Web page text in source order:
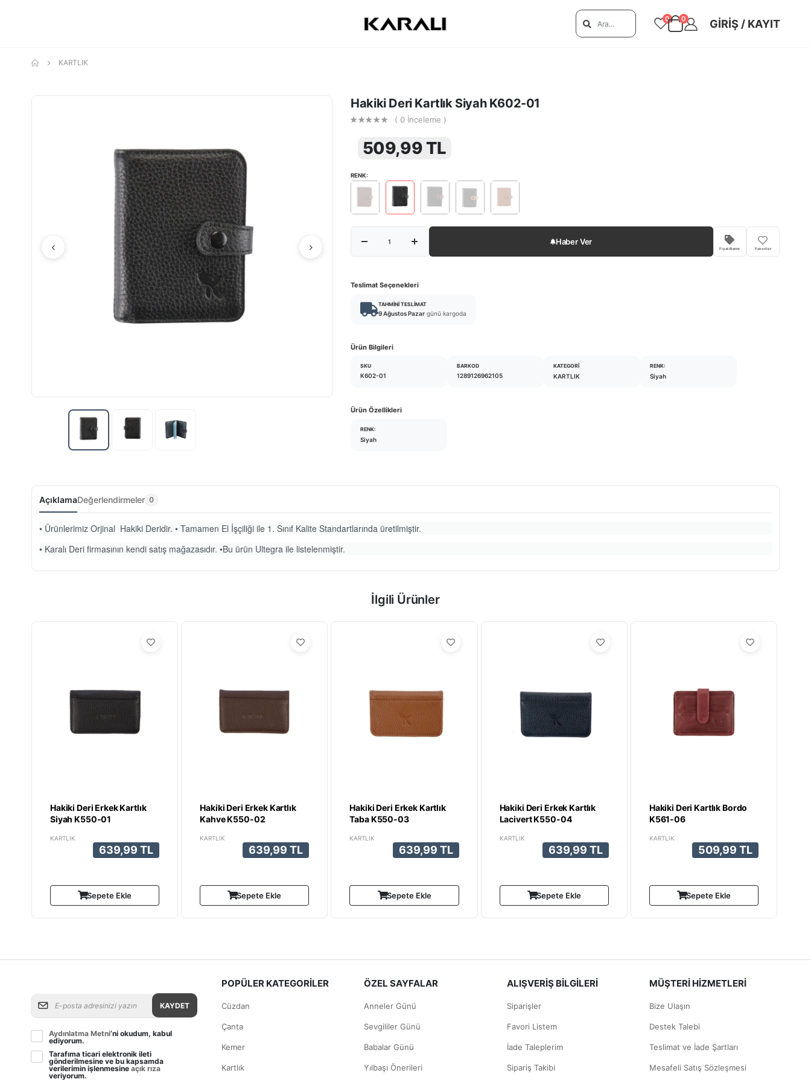
0 0 GIRIŞ / KAYIT
KARTLIK
Hakiki Deri Kartlık Siyah K602-01
( 0 İnceleme )
509,99 TL
RENK:
Haber Ver
Fiyat Alarmı Favoriler
Teslimat Seçenekleri
TAHMINI TESLIMAT
9 Ağustos Pazar günü kargoda
Ürün Bilgileri
SKU
K602-01
BARKOD
1289126962105
KATEGORI
KARTLIK
RENK:
Siyah
Ürün Özellikleri
RENK:
Siyah
AçıklamaDeğerlendirmeler 0
• Ürünlerimiz Orjinal Hakiki Deridir. • Tamamen El İşçiliği ile 1. Sınıf Kalite Standartlarında üretilmiştir.
• Karalı Deri firmasının kendi satış mağazasıdır. •Bu ürün Ultegra ile listelenmiştir.
İlgili Ürünler
Hakiki Deri Erkek Kartlık
Siyah K550-01
KARTLIK
639,99 TL
Sepete Ekle
Hakiki Deri Erkek Kartlık
Kahve K550-02
KARTLIK
639,99 TL
Sepete Ekle
Hakiki Deri Erkek Kartlık
Taba K550-03
KARTLIK
639,99 TL
Sepete Ekle
Hakiki Deri Erkek Kartlık
Lacivert K550-04
KARTLIK
639,99 TL
Sepete Ekle
Hakiki Deri Kartlık Bordo
K561-06
KARTLIK
509,99 TL
Sepete Ekle
POPÜLER KATEGORİLER
Cüzdan
Çanta
Kemer
Kartlık
ÖZEL SAYFALAR
Anneler Günü
Sevgililer Günü
Babalar Günü
Yılbaşı Önerileri
ALIŞVERİŞ BİLGİLERİ
Siparişler
Favori Listem
İade Taleplerim
Sipariş Takibi
MÜŞTERİ HİZMETLERİ
Bize Ulaşın
Destek Talebi
Teslimat ve İade Şartları
Mesafeli Satış Sözleşmesi
KAYDET
Aydınlatma Metni’ni okudum, kabul
ediyorum.
Tarafıma ticari elektronik ileti
gönderilmesine ve bu kapsamda
verilerimin işlenmesineaçık rıza
veriyorum.